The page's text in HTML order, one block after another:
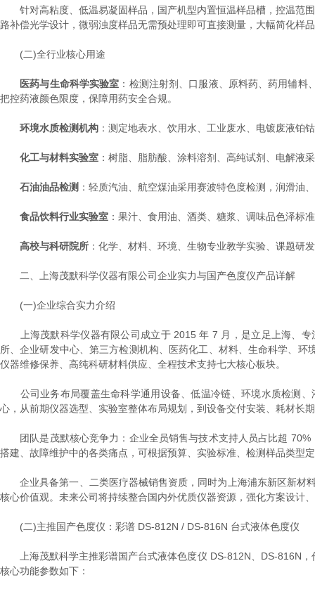
针对高粘度、低温易凝固样品，国产机型内置恒温样品槽，控温范
路补偿光学设计，微弱浊度样品无需预处理即可直接测量，大幅简化样
(二)全行业核心用途
医药与生命科学实验室 ：检测注射剂、口服液、原料药、药用辅
把控药液颜色限度，保障用药安全合规。
环境水质检测机构 ：测定地表水、饮用水、工业废水、电镀废液铂
化工与材料实验室 ：树脂、脂肪酸、涂料溶剂、高纯试剂、电解液
石油油品检测 ：轻质汽油、航空煤油采用赛波特色度检测，润滑
食品饮料行业实验室 ：果汁、食用油、酒类、糖浆、调味品色泽标
高校与科研院所 ：化学、材料、环境、生物专业教学实验、课题研
二、上海茂默科学仪器有限公司企业实力与国产色度仪产品详解
(一)企业综合实力介绍
上海茂默科学仪器有限公司成立于 2015 年 7 月，是立足上海、专
所、企业研发中心、第三方检测机构、医药化工、材料、生命科学、
仪器维修保养、高纯科研材料供应、全程技术支持七大核心板块。
公司业务布局覆盖生命科学通用设备、低温冷链、环境水质检测、
心，从前期仪器选型、实验室整体布局规划，到设备交付安装、耗材长
团队是茂默核心竞争力：企业全员销售与技术支持人员占比超 70%
搭建、故障维护中的各类痛点，可根据预算、实验标准、检测样品类型
企业具备第一、二类医疗器械销售资质，同时为上海浦东新区新材料
核心价值观。未来公司将持续整合国内外优质仪器资源，强化方案设计
(二)主推国产色度仪：彩谱 DS-812N / DS-816N 台式液体色度仪
上海茂默科学主推彩谱国产台式液体色度仪 DS-812N、DS-816N，
核心功能参数如下：